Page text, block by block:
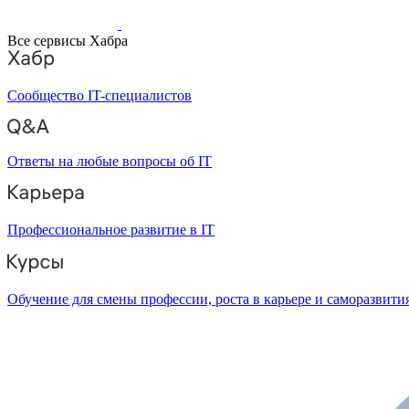
Все сервисы Хабра
Сообщество IT-специалистов
Ответы на любые вопросы об IT
Профессиональное развитие в IT
Обучение для смены профессии, роста в карьере и